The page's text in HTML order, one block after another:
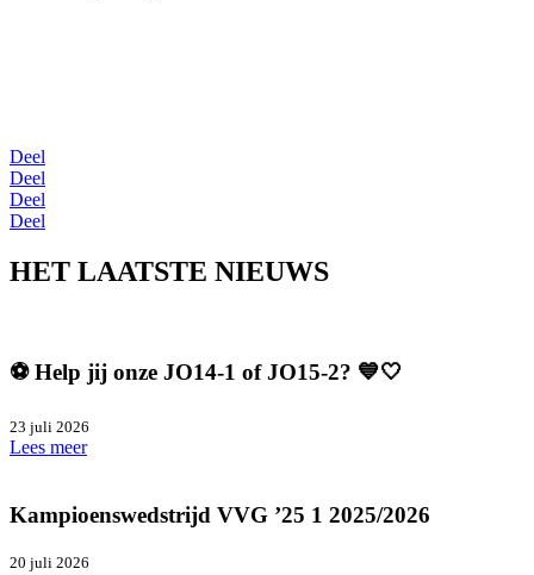
Deel
Deel
Deel
Deel
HET LAATSTE NIEUWS
⚽️ Help jij onze JO14-1 of JO15-2? 💙🤍
23 juli 2026
Lees meer
Kampioenswedstrijd VVG ’25 1 2025/2026
20 juli 2026